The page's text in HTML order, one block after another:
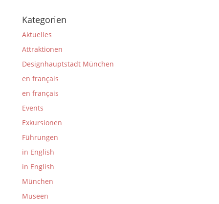
Kategorien
Aktuelles
Attraktionen
Designhauptstadt München
en français
en français
Events
Exkursionen
Führungen
in English
in English
München
Museen